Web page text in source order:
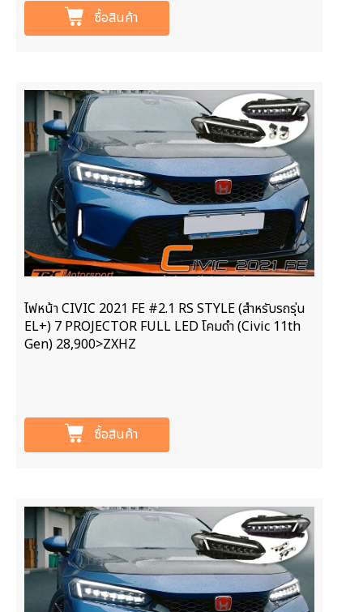
ซื้อสินค้า
ไฟหน้า CIVIC 2021 FE #2.1 RS STYLE (สำหรับรถรุ่น
EL+) 7 PROJECTOR FULL LED โคมดำ (Civic 11th
Gen) 28,900>ZXHZ
ซื้อสินค้า